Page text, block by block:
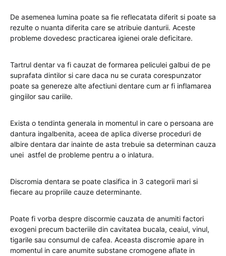
De asemenea lumina poate sa fie reflecatata diferit si poate sa
rezulte o nuanta diferita care se atribuie danturii. Aceste
probleme dovedesc practicarea igienei orale deficitare.
Tartrul dentar va fi cauzat de formarea peliculei galbui de pe
suprafata dintilor si care daca nu se curata corespunzator
poate sa genereze alte afectiuni dentare cum ar fi inflamarea
gingiilor sau cariile.
Exista o tendinta generala in momentul in care o persoana are
dantura ingalbenita, aceea de aplica diverse proceduri de
albire dentara dar inainte de asta trebuie sa determinan cauza
unei astfel de probleme pentru a o inlatura.
Discromia dentara se poate clasifica in 3 categorii mari si
fiecare au propriile cauze determinante.
Poate fi vorba despre discormie cauzata de anumiti factori
exogeni precum bacteriile din cavitatea bucala, ceaiul, vinul,
tigarile sau consumul de cafea. Aceasta discromie apare in
momentul in care anumite substane cromogene aflate in